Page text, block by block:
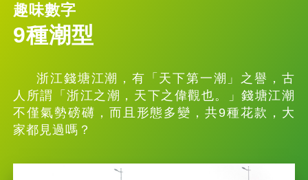
趣味數字
9種潮型
浙江錢塘江潮，有「天下第一潮」之譽，古
人所謂「浙江之潮，天下之偉觀也。」錢塘江潮
不僅氣勢磅礴，而且形態多變，共9種花款，大
家都見過嗎？